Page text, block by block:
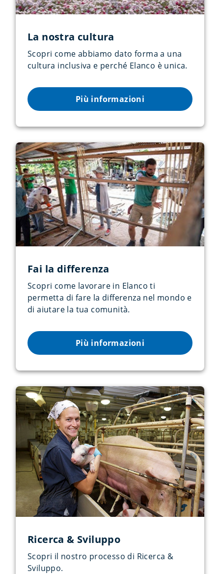
La nostra cultura
Scopri come abbiamo dato forma a una
cultura inclusiva e perché Elanco è unica.
Più informazioni
Fai la differenza
Scopri come lavorare in Elanco ti
permetta di fare la differenza nel mondo e
di aiutare la tua comunità.
Più informazioni
Ricerca & Sviluppo
Scopri il nostro processo di Ricerca &
Sviluppo.